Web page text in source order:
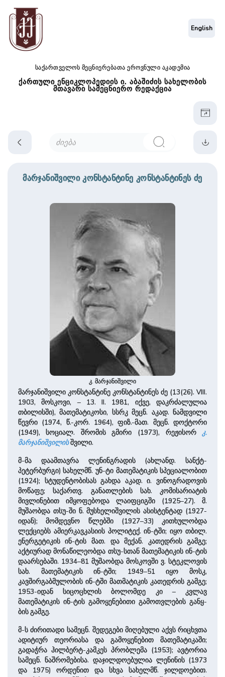
საქართველოს მეცნიერებათა ეროვნული აკადემია
ქართული ენციკლოპედიის ი. აბაშიძის სახელობის
მთავარი სამეცნიერო რედაქცია
English
მარჯანიშვილი კონსტანტინე კონსტანტინეს ძე
კ. მარჯანიშვილი
მარჯანიშვილი კონსტანტინე კონსტანტინეს ძე (13(26). VIII.
1903, მოსკოვი, – 13. II. 1981, იქვე, დაკრძალულია
თბილისში), მათემატიკოსი, სსრკ მეცნ. აკად. ნამდვილი
წევრი (1974, წ.-კორ. 1964), ფიზ.-მათ. მეცნ. დოქტორი
(1949), სოციალ. შრომის გმირი (1973), რეჟისორკ.
მარჯანიშვილისშვილი.
მ-მა დაამთავრა ლენინგრადის (ახლანდ. სანქტ-
პეტერბურგი) სახელმწ. უნ-ტი მათემატიკის სპეციალობით
(1924); სტუდენტობისას გახდა აკად. ი. ვინოგრადოვის
მოწაფე; საქართვ. განათლების სახ. კომისარიატის
მივლინებით იმყოფებოდა ლაიფციგში (1925–27). მ.
მუშაობდა თსუ-ში ნ. მუსხელიშვილის ასისტენტად (1927-
იდან); მომდევნო წლებში (1927–33) კითხულობდა
ლექციებს ამიერკავკასიის პოლიტექ. ინ-ტში; იყო თბილ.
ენერგეტიკის ინ-ტის მათ. და მექან. კათედრის გამგე;
აქტიურად მონაწილეობდა თსუ-სთან მათემატიკის ინ-ტის
დაარსებაში. 1934–81 მუშაობდა მოსკოვში ვ. სტეკლოვის
სახ. მათემატიკის ინ-ტში; 1949–51 იყო მოსკ,
კავშირგაბმულობის ინ-ტში მათმატიკის კათედრის გამგე;
1953-იდან სიცოცხლის ბოლომდე კი – კვლავ
მათემატიკის ინ-ტის გამოყენებითი გამოთვლების განყ-
ბის გამგე.
მ-ს ძირითადი სამეცნ. შედეგები მიღებული აქვს რიცხვთა
ადიტიურ თეორიასა და გამოყენებით მათემატიკაში;
გადაჭრა ჰილბერტ-კამკეს პრობლემა (1953); ავტორია
სამეცნ. ნაშრომებისა. დაჯილდოებულია ლენინის (1973
და 1975) ორდენით და სხვა სახელმწ. ჯილდოებით.